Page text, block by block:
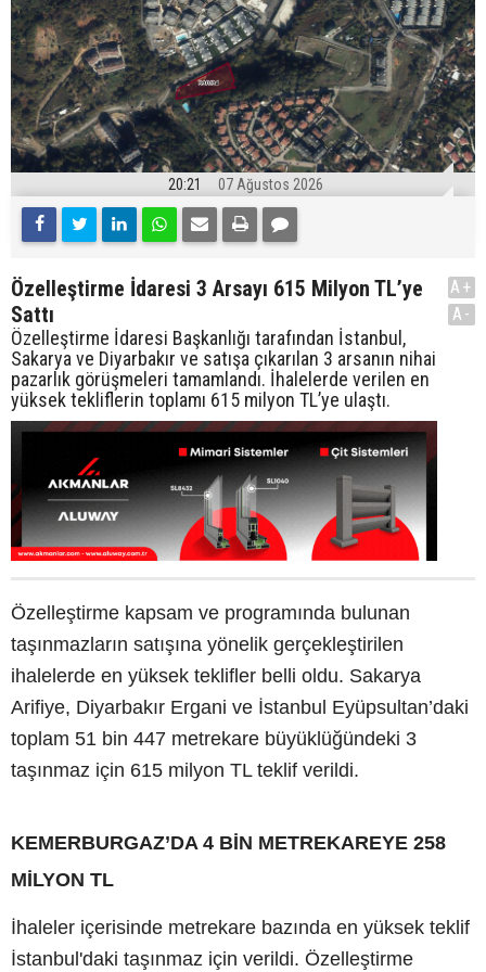
20:21 07 Ağustos 2026
Özelleştirme İdaresi 3 Arsayı 615 Milyon TL’ye
Sattı
Özelleştirme İdaresi Başkanlığı tarafından İstanbul,
Sakarya ve Diyarbakır ve satışa çıkarılan 3 arsanın nihai
pazarlık görüşmeleri tamamlandı. İhalelerde verilen en
yüksek tekliflerin toplamı 615 milyon TL’ye ulaştı.
A+
A-
Özelleştirme kapsam ve programında bulunan
taşınmazların satışına yönelik gerçekleştirilen
ihalelerde en yüksek teklifler belli oldu. Sakarya
Arifiye, Diyarbakır Ergani ve İstanbul Eyüpsultan’daki
toplam 51 bin 447 metrekare büyüklüğündeki 3
taşınmaz için 615 milyon TL teklif verildi.
KEMERBURGAZ’DA 4 BİN METREKAREYE 258
MİLYON TL
İhaleler içerisinde metrekare bazında en yüksek teklif
İstanbul'daki taşınmaz için verildi. Özelleştirme